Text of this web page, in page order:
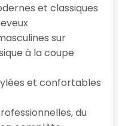
et classiques
sur
à la coupe
et confortables
du